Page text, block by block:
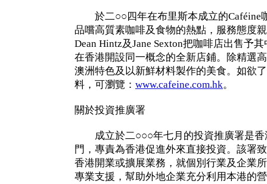
於二○○四年在布里斯本成立的Caféine
品嚐高質素咖啡及食物的熱點，服務態度
Dean Hintz及Jane Sexton把咖啡店出售予
在香港開設同一概念的全新店鋪。除精選
澳洲特色及以新鮮材料製作的美食。如欲
料，可瀏覽： www.cafeine.com.hk。
關於投資推廣署
成立於二○○○年七月的投資推廣署是香
門，專責為香港促進外來直接投資。該署
香港開業或擴展業務，就個別行業及企業
專業支援，幫助外地企業充分利用本港的